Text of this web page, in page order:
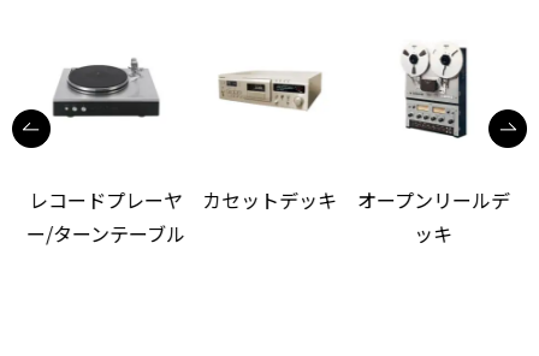
レコードプレーヤ
ー/ターンテーブル
カセットデッキ
オープンリールデ
ッキ